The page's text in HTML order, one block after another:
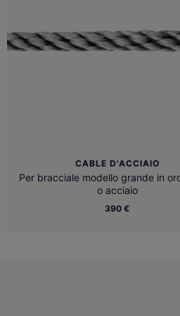
CABLE D'ACCIAIO
Per bracciale modello grande in
o acciaio
390 €